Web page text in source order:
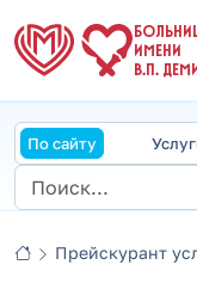
ИМЕНИ
В.П.
По сайту
Прейскурант